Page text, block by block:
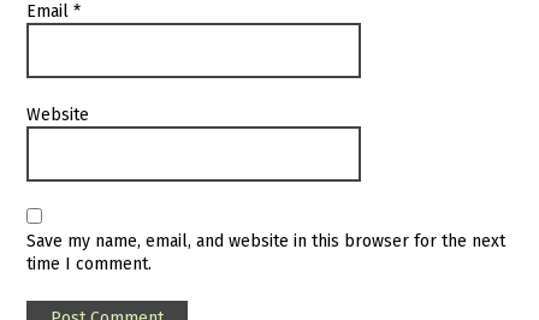
Email*
Website
Save my name, email, and website in this browser for the next
time I comment.